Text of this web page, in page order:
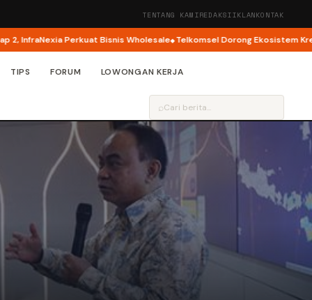
TENTANG KAMIREDAKSIIKLANKONTAK
Perkuat Bisnis Wholesale Telkomsel Dorong Ekosistem Kreator
TIPS FORUM LOWONGAN KERJA
⌕